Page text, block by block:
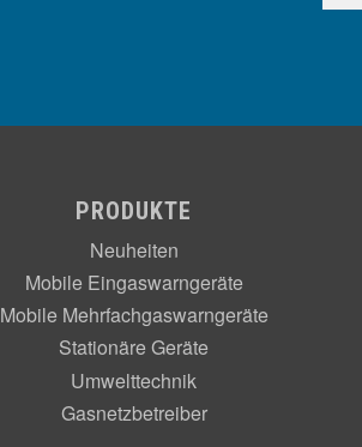
PRODUKTE
Neuheiten
Mobile Eingaswarngeräte
Mobile Mehrfachgaswarngeräte
Stationäre Geräte
Umwelttechnik
Gasnetzbetreiber